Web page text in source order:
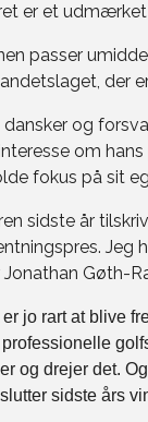
er et
passer
der
dansker og
om
fokus på sit
sidste år
Jeg
Jonathan Gøth-
er jo rart at blive
og drejer det.
sidste års